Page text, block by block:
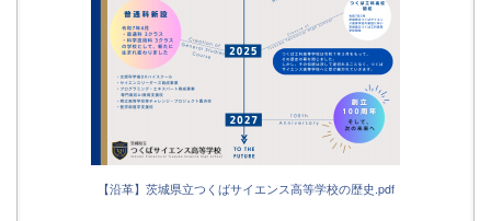
【沿革】茨城県立つくばサイエンス高等学校の歴史.pdf